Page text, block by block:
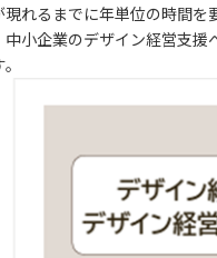
れるまでに年単位の時間
小企業のデザイン経営支